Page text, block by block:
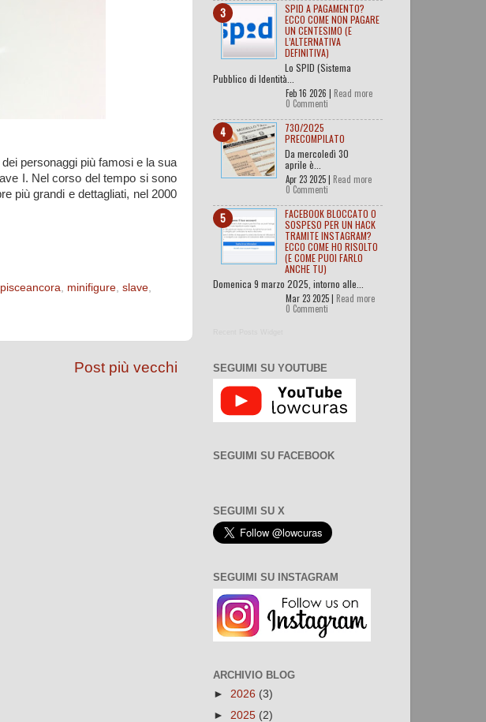
personaggi più famosi e la sua
I. Nel corso del tempo si sono
più grandi e dettagliati, nel 2000
minifigure slave
Post più vecchi
SPID A PAGAMENTO?
ECCO COME NON PAGARE
UN CENTESIMO (E
L’ALTERNATIVA
DEFINITIVA)
Lo SPID (Sistema
Pubblico di Identità...
Feb 16 2026 | Read more
0 Commenti
730/2025
PRECOMPILATO
Da mercoledì 30
aprile è...
Apr 23 2025 | Read more
0 Commenti
FACEBOOK BLOCCATO O
SOSPESO PER UN HACK
TRAMITE INSTAGRAM?
ECCO COME HO RISOLTO
(E COME PUOI FARLO
ANCHE TU)
Domenica 9 marzo 2025, intorno alle...
Mar 23 2025 | Read more
0 Commenti
SEGUIMI SU YOUTUBE
SEGUIMI SU FACEBOOK
SEGUIMI SU X
SEGUIMI SU INSTAGRAM
ARCHIVIO BLOG
► 2026 (3)
► 2025 (2)